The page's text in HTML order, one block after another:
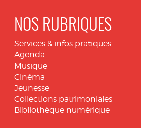
NOS RUBRIQUES
Services & infos pratiques
Agenda
Musique
Cinéma
Jeunesse
Collections patrimoniales
Bibliothèque numérique